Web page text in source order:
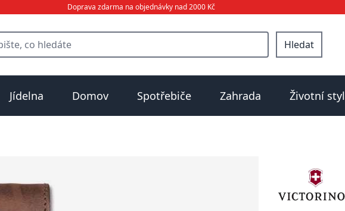
Doprava zdarma na objednávky nad 2000 Kč
Hledat
Jídelna Domov Spotřebiče Zahrada Životní styl